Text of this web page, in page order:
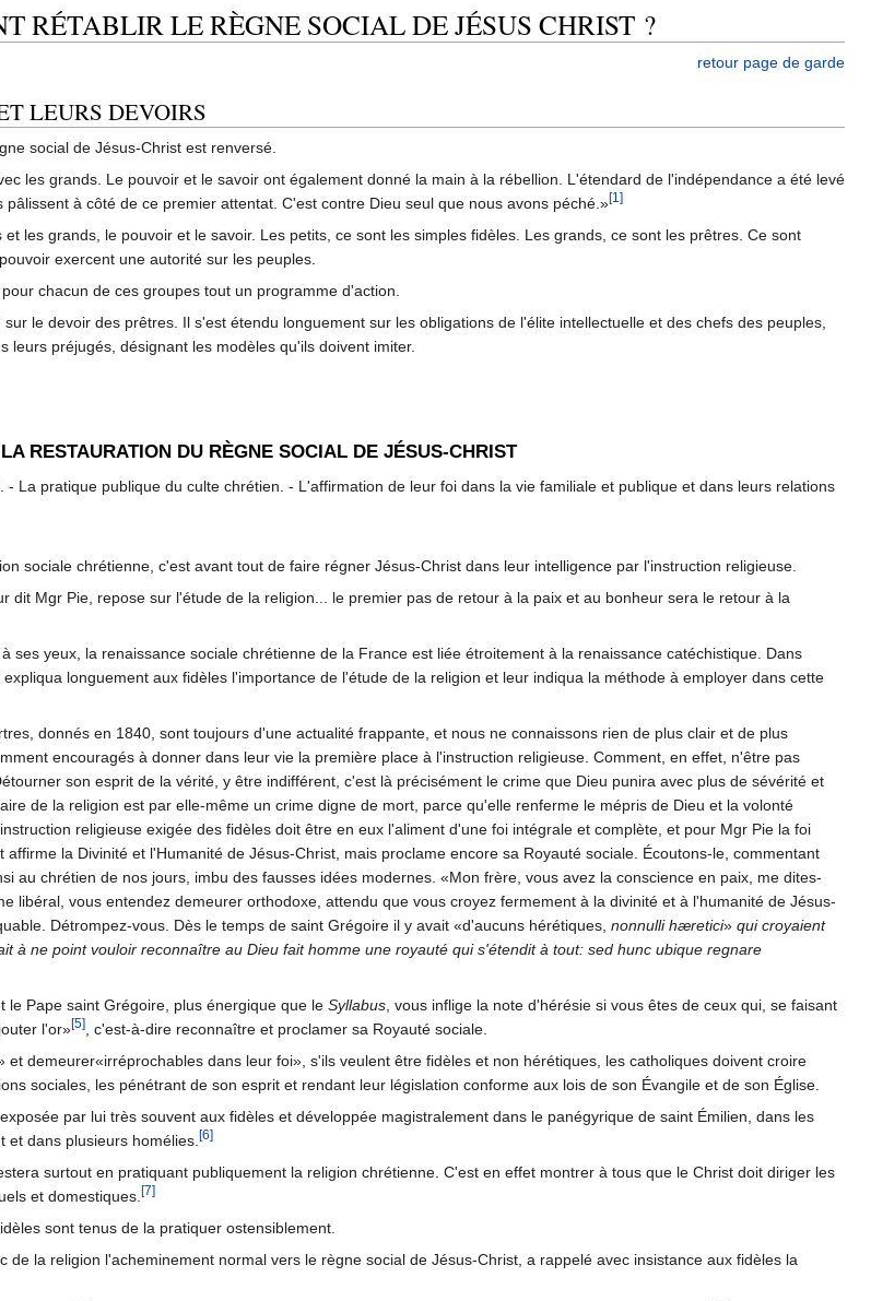
RÉTABLIR LE RÈGNE SOCIAL DE JÉSUS CHRIST ?
retour page de garde
LEURS DEVOIRS
social de Jésus-Christ est renversé.
les grands. Le pouvoir et le savoir ont également donné la main à la rébellion. L'étendard de l'indépendance a été levé
à côté de ce premier attentat. C'est contre Dieu seul que nous avons péché.»[1]
les grands, le pouvoir et le savoir. Les petits, ce sont les simples fidèles. Les grands, ce sont les prêtres. Ce sont
exercent une autorité sur les peuples.
chacun de ces groupes tout un programme d'action.
le devoir des prêtres. Il s'est étendu longuement sur les obligations de l'élite intellectuelle et des chefs des peuples,
préjugés, désignant les modèles qu'ils doivent imiter.
RESTAURATION DU RÈGNE SOCIAL DE JÉSUS-CHRIST
La pratique publique du culte chrétien. - L'affirmation de leur foi dans la vie familiale et publique et dans leurs relations
sociale chrétienne, c'est avant tout de faire régner Jésus-Christ dans leur intelligence par l'instruction religieuse.
dit Mgr Pie, repose sur l'étude de la religion... le premier pas de retour à la paix et au bonheur sera le retour à la
ses yeux, la renaissance sociale chrétienne de la France est liée étroitement à la renaissance catéchistique. Dans
longuement aux fidèles l'importance de l'étude de la religion et leur indiqua la méthode à employer dans cette
donnés en 1840, sont toujours d'une actualité frappante, et nous ne connaissons rien de plus clair et de plus
encouragés à donner dans leur vie la première place à l'instruction religieuse. Comment, en effet, n'être pas
son esprit de la vérité, y être indifférent, c'est là précisément le crime que Dieu punira avec plus de sévérité et
de la religion est par elle-même un crime digne de mort, parce qu'elle renferme le mépris de Dieu et la volonté
religieuse exigée des fidèles doit être en eux l'aliment d'une foi intégrale et complète, et pour Mgr Pie la foi
la Divinité et l'Humanité de Jésus-Christ, mais proclame encore sa Royauté sociale. Écoutons-le, commentant
au chrétien de nos jours, imbu des fausses idées modernes. «Mon frère, vous avez la conscience en paix, me dites-
libéral, vous entendez demeurer orthodoxe, attendu que vous croyez fermement à la divinité et à l'humanité de Jésus-
Détrompez-vous. Dès le temps de saint Grégoire il y avait «d'aucuns hérétiques, nonnulli hæretici» qui croyaient
à ne point vouloir reconnaître au Dieu fait homme une royauté qui s'étendit à tout: sed hunc ubique regnare
Pape saint Grégoire, plus énergique que le Syllabus , vous inflige la note d'hérésie si vous êtes de ceux qui, se faisant
l'or»[5]
, c'est-à-dire reconnaître et proclamer sa Royauté sociale.
demeurer«irréprochables dans leur foi», s'ils veulent être fidèles et non hérétiques, les catholiques doivent croire
sociales, les pénétrant de son esprit et rendant leur législation conforme aux lois de son Évangile et de son Église.
par lui très souvent aux fidèles et développée magistralement dans le panégyrique de saint Émilien, dans les
dans plusieurs homélies. [6]
surtout en pratiquant publiquement la religion chrétienne. C'est en effet montrer à tous que le Christ doit diriger les
et domestiques. [7]
sont tenus de la pratiquer ostensiblement.
de la religion l'acheminement normal vers le règne social de Jésus-Christ, a rappelé avec insistance aux fidèles la